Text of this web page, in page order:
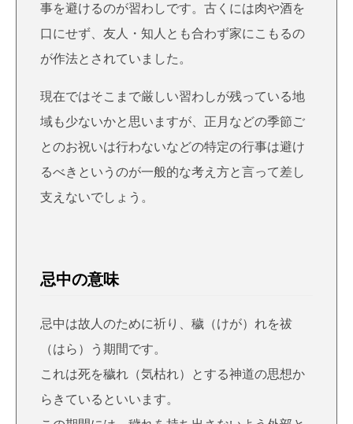
事を避けるのが習わしです。古くには肉や酒を
口にせず、友人・知人とも合わず家にこもるの
が作法とされていました。
現在ではそこまで厳しい習わしが残っている地
域も少ないかと思いますが、正月などの季節ご
とのお祝いは行わないなどの特定の行事は避け
るべきというのが一般的な考え方と言って差し
支えないでしょう。
忌中の意味
忌中は故人のために祈り、 穢（けが）れを祓
（はら）う期間です。
これは死を穢れ（気枯れ）とする神道の思想か
らきているといいます。